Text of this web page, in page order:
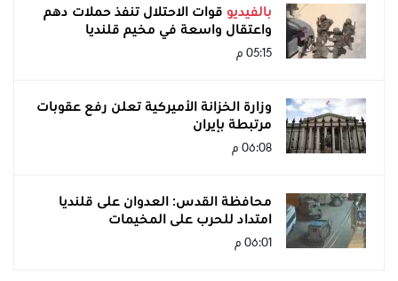
بالفيديو قوات الاحتلال تنفذ حملات دهم
واعتقال واسعة في مخيم قلنديا
05:15 م
وزارة الخزانة الأميركية تعلن رفع عقوبات
مرتبطة بإيران
06:08 م
محافظة القدس: العدوان على قلنديا
امتداد للحرب على المخيمات
06:01 م